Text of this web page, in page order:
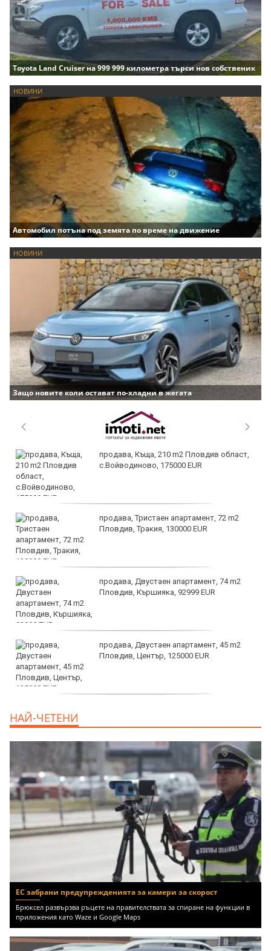
Toyota Land Cruiser на 999 999 километра търси нов собственик
НОВИНИ
Автомобил потъна под земята по време на движение
НОВИНИ
Защо новите коли остават по-хладни в жегата
продава, Къща, 210 m2 Пловдив област,
с.Войводиново, 175000 EUR
продава, Тристаен апартамент, 72 m2
Пловдив, Тракия, 130000 EUR
продава, Двустаен апартамент, 74 m2
Пловдив, Кършияка, 92999 EUR
продава, Двустаен апартамент, 45 m2
Пловдив, Център, 125000 EUR
НАЙ-ЧЕТЕНИ
ЕС забрани предупрежденията за камери за скорост
Брюксел развързва ръцете на правителствата за спиране на функции в
приложения като Waze и Google Maps